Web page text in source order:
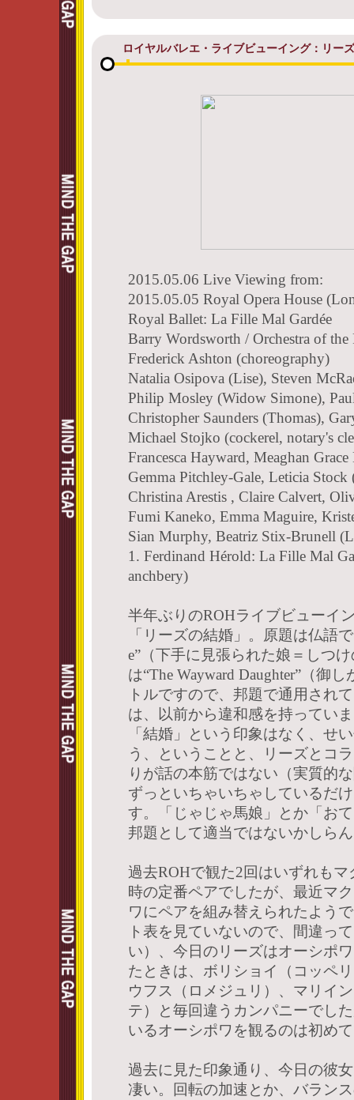
ロイヤルバレエ・ライブビューイング：リー
2015.05.06 Live Viewing from:
2015.05.05 Royal Opera House
Royal Ballet: La Fille Mal Gardée
Barry Wordsworth / Orchestra of the
Frederick Ashton (choreography)
Natalia Osipova (Lise), Steven
Philip Mosley (Widow Simone),
Christopher Saunders (Thomas),
Michael Stojko (cockerel, notary's
Francesca Hayward, Meaghan
Gemma Pitchley-Gale, Leticia Stock
Christina Arestis , Claire Calvert,
Fumi Kaneko, Emma Maguire,
Sian Murphy, Beatriz Stix-Brunell
1. Ferdinand Hérold: La Fille Mal
anchbery)
半年ぶりのROHライブビューイ
「リーズの結婚」。原題は仏語
e”（下手に見張られた娘＝しつ
は“The Wayward Daughter”（御
トルですので、邦題で通用され
は、以前から違和感を持ってい
「結婚」という印象はなく、せ
う、ということと、リーズとコ
りが話の本筋ではない（実質的
ずっといちゃいちゃしているだ
す。「じゃじゃ馬娘」とか「お
邦題として適当ではないかしら
過去ROHで観た2回はいずれも
時の定番ペアでしたが、最近マ
ワにペアを組み替えられたよう
ト表を見ていないので、間違っ
い）、今日のリーズはオーシポ
たときは、ボリショイ（コッペ
ウフス（ロメジュリ）、マリイ
テ）と毎回違うカンパニーでし
いるオーシポワを観るのは初め
過去に見た印象通り、今日の彼
凄い。回転の加速とか、バラン